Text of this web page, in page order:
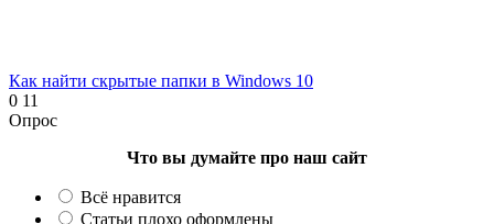
Как найти скрытые папки в Windows 10
0 11
Опрос
Что вы думайте про наш сайт
Всё нравится
Статьи плохо оформлены